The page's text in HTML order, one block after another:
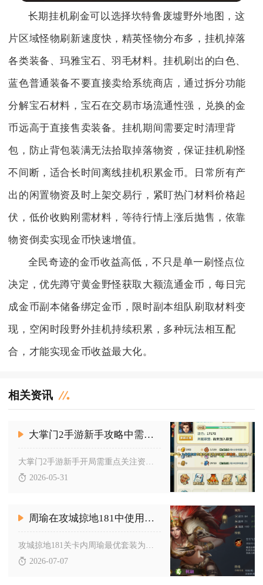
长期挂机刷金可以选择坎特鲁废墟野外地图，这
片区域怪物刷新速度快，精英怪物分布多，挂机掉落
各类装备、玛雅宝石、羽毛材料。挂机刷出的白色、
蓝色普通装备不要直接卖给系统商店，通过拆分功能
分解宝石材料，宝石在交易市场流通性强，兑换的金
币远高于直接售卖装备。挂机期间需要定时清理背
包，防止背包装满无法拾取掉落物资，保证挂机刷怪
不间断，适合长时间离线挂机积累金币。日常所有产
出的闲置物资及时上架交易行，紧盯热门材料价格起
伏，低价收购刚需材料，等待行情上涨后抛售，依靠
物资倒卖实现金币快速增值。
全民奇迹的金币收益高低，不只是单一刷怪点位
决定，优先蹲守黄金野怪获取大额流通金币，每日完
成金币副本储备绑定金币，限时副本组队刷取材料变
现，空闲时段野外挂机持续积累，多种玩法相互配
合，才能实现金币收益最大化。
相关资讯
大掌门2手游新手攻略中需要注意哪些问题
2026-05-31
周瑜在攻城掠地181中使用何种套装更胜一筹
2026-07-07